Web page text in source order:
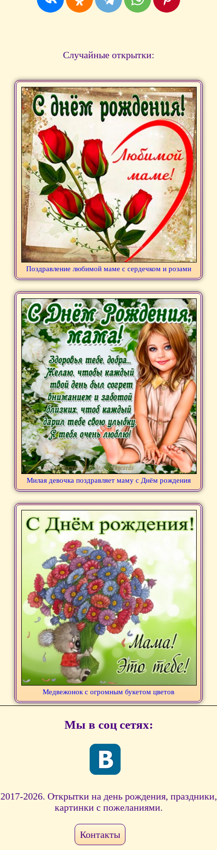
Случайные открытки:
Поздравление любимой маме с сердечком и розами
Милая девочка поздравляет маму с Днём рождения
Медвежонок с огромным букетом цветов
Мы в соц сетях:
2017-2026. Открытки на день рождения, праздники,
картинки с пожеланиями.
Контакты